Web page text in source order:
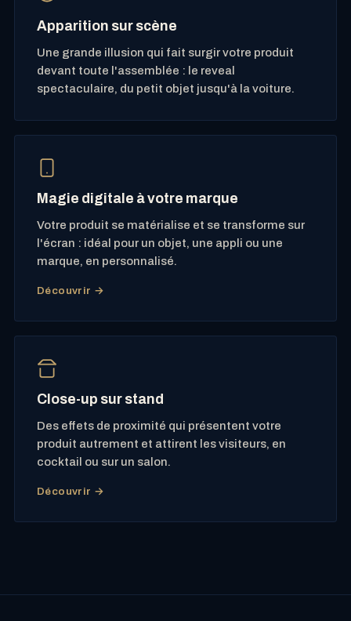
Apparition sur scène
Une grande illusion qui fait surgir votre produit
devant toute l'assemblée : le reveal
spectaculaire, du petit objet jusqu'à la voiture.
Magie digitale à votre marque
Votre produit se matérialise et se transforme sur
l'écran : idéal pour un objet, une appli ou une
marque, en personnalisé.
Découvrir →
Close-up sur stand
Des effets de proximité qui présentent votre
produit autrement et attirent les visiteurs, en
cocktail ou sur un salon.
Découvrir →